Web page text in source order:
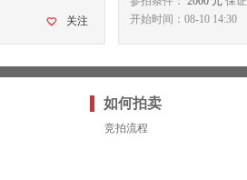
关注
开始时间：08-10 14:30
如何拍卖
竞拍流程